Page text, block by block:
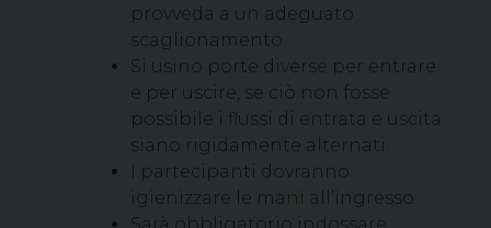
provveda a un adeguato
scaglionamento.
Si usino porte diverse per entrare
e per uscire, se ciò non fosse
possibile i flussi di entrata e uscita
siano rigidamente alternati.
I partecipanti dovranno
igienizzare le mani all’ingresso.